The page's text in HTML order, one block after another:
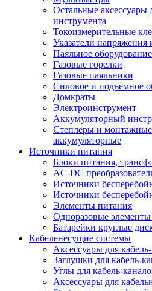
Остальные аксессуары
инструмента
Токоизмерительные
Указатели напряжения
Паяльное оборудование
Газовые горелки
Газовые паяльники
Силовое и подъемное
Домкраты
Электроинструмент
Аккумуляторный
Степлеры и
аккумуляторные
Источники питания
Блоки питания,
AC-DC
Источники
Источники
Элементы питания
Одноразовые
Батарейки круглые
Кабеленесущие системы
Аксессуары для
Заглушки для кабель-
Углы для кабель-
Аксессуары для